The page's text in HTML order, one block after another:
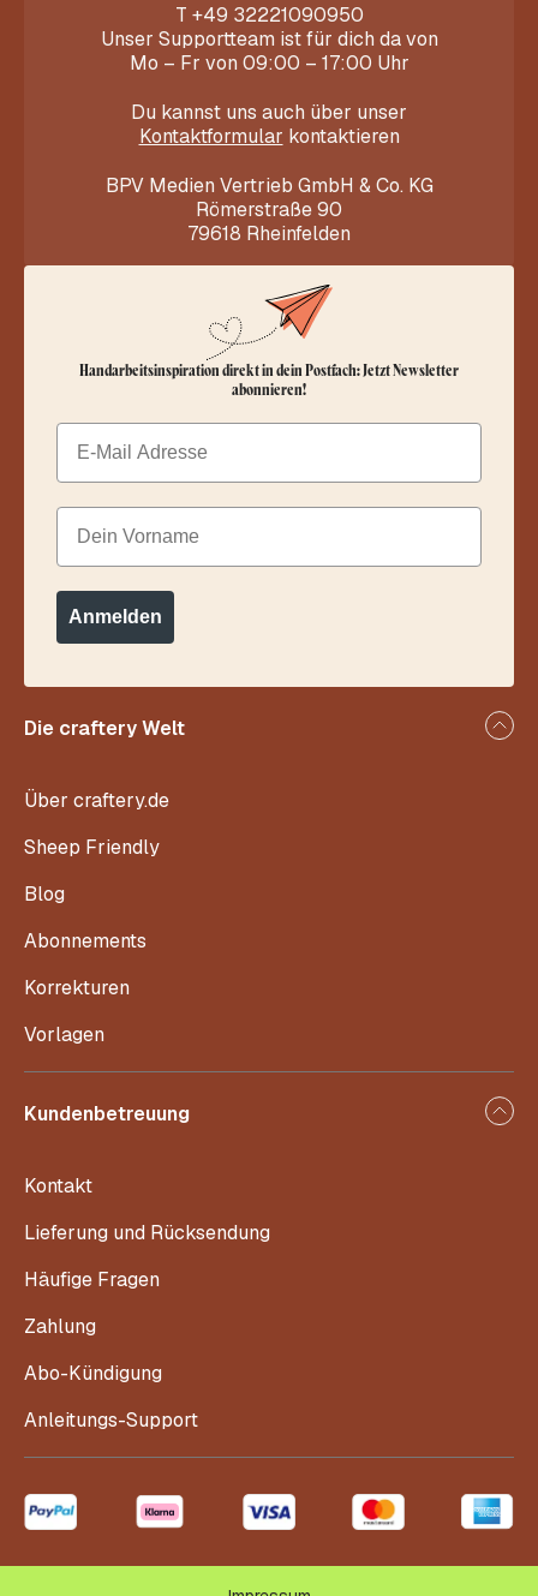
T +49 32221090950
Unser Supportteam ist für dich da von
Mo – Fr von 09:00 – 17:00 Uhr
Du kannst uns auch über unser
Kontaktformular kontaktieren
BPV Medien Vertrieb GmbH & Co. KG
Römerstraße 90
79618 Rheinfelden
Die craftery Welt
Über craftery.de
Sheep Friendly
Blog
Abonnements
Korrekturen
Vorlagen
Kundenbetreuung
Kontakt
Lieferung und Rücksendung
Häufige Fragen
Zahlung
Abo-Kündigung
Anleitungs-Support
Handarbeitsinspiration direkt in dein Postfach: Jetzt Newsletter
abonnieren!
Email
Dein Vorname
Anmelden